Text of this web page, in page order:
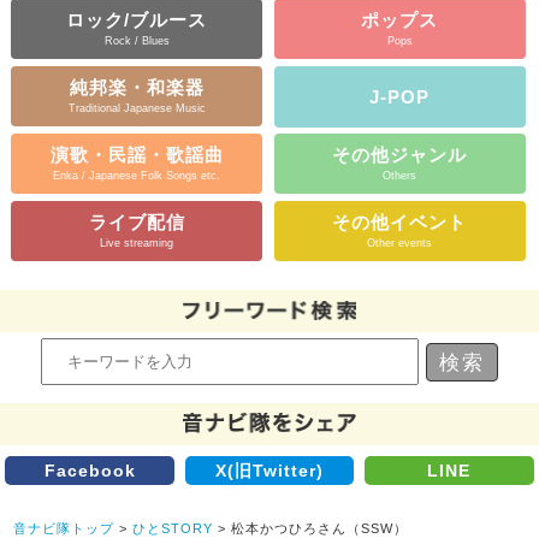
ロック/ブルース
Rock / Blues
ポップス
Pops
純邦楽・和楽器
Traditional Japanese Music
J-POP
演歌・民謡・歌謡曲
Enka / Japanese Folk Songs etc.
その他ジャンル
Others
ライブ配信
Live streaming
その他イベント
Other events
Facebook X(旧Twitter) LINE
音ナビ隊トップ >ひとSTORY > 松本かつひろさん（SSW）